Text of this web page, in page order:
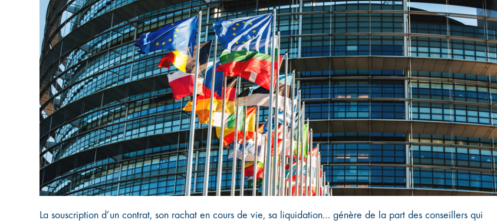
La souscription d’un contrat, son rachat en cours de vie, sa liquidation… génère de la part des conseillers qui